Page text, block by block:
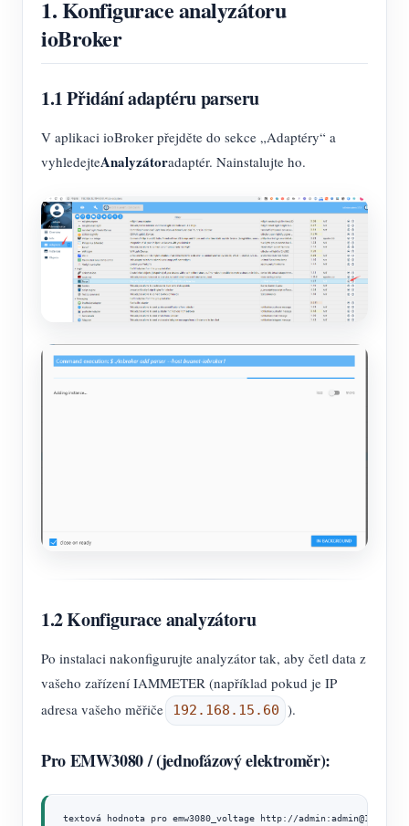
1. Konfigurace analyzátoru
ioBroker
1.1 Přidání adaptéru parseru
V aplikaci ioBroker přejděte do sekce „Adaptéry“ a
vyhledejteAnalyzátoradaptér. Nainstalujte ho.
1.2 Konfigurace analyzátoru
Po instalaci nakonfigurujte analyzátor tak, aby četl data z
vašeho zařízení IAMMETER (například pokud je IP
adresa vašeho měřiče
192.168.15.60 ).
Pro EMW3080 / (jednofázový elektroměr):
textová hodnota pro emw3080_voltage http://